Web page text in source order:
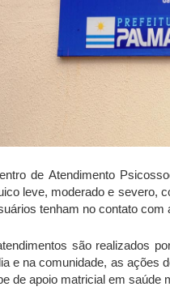
de Atendimento
leve, moderado e severo,
tenham no contato
são realizados
e na comunidade, as ações
de apoio matricial em saúde